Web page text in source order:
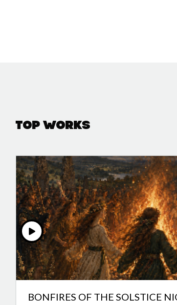
Top Works
BONFIRES OF THE SOLSTICE